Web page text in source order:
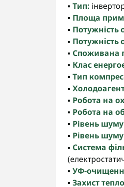
▪️ Тип:
▪️ Площа
▪️ Потужність
▪️ Потужність
▪️ Споживана
▪️ Клас
▪️ Тип
▪️
▪️ Робота на
▪️ Робота на
▪️ Рівень
▪️ Рівень
▪️ Система
▪️ УФ-
▪️ Захист